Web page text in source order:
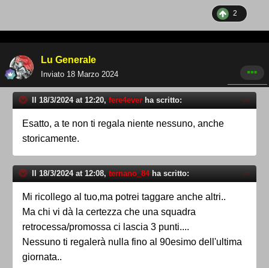
2
Lu Generale
Inviato 18 Marzo 2024
Il 18/3/2024 at 12:20, fere4ever ha scritto:
Esatto, a te non ti regala niente nessuno, anche
storicamente.
Il 18/3/2024 at 12:08, ternano_84ha scritto:
Mi ricollego al tuo,ma potrei taggare anche altri..
Ma chi vi dà la certezza che una squadra
retrocessa/promossa ci lascia 3 punti....
Nessuno ti regalerà nulla fino al 90esimo dell'ultima
giornata..